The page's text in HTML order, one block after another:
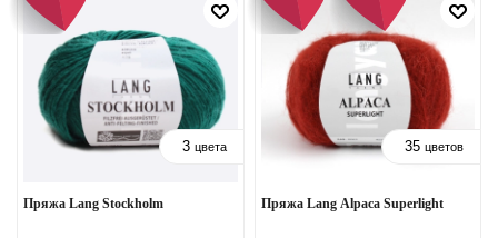
3 цвета
Пряжа Lang Stockholm
35 цветов
Пряжа Lang Alpaca Superlight